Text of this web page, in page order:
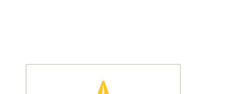
ส่งผลให้ระบบจัดเก็บข้อมูลขยายตัวขึ้นไปด้วย จึงต้องอาศัย AI
Computing ให้ทำงานรวดเร็วและแม่นยำยิ่งขึ้น